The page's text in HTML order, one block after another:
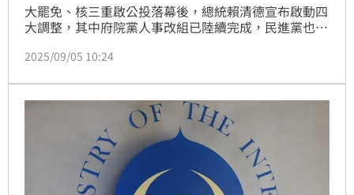
大罷免、核三重啟公投落幕後，總統賴清德宣布啟動四
大調整，其中府院黨人事改組已陸續完成，民進黨也傳
座談。對此，徐國勇今（5）日受訪表示，這部分尊重
會到全國每個地方跟全國民眾溝通。
2025/09/05 10:24